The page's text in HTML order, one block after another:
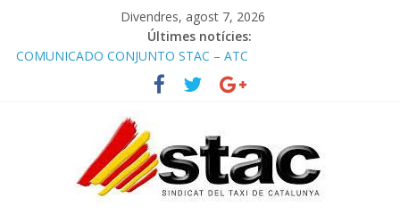
Divendres, agost 7, 2026
Últimes notícies:
COMUNICADO CONJUNTO STAC – ATC
Comunicado STAC/ ATC de la reunión con los Mossos d
‘Esquadra del aeropuerto de Barcelona.
Programa de Radio TAXI LIBRE 29.07.2026 en COOLTURA FM.
STAC/ATC SOLICITAN TAULA TÈCNICA PARA MEJORAR LA
OPERATIVA DE ENTRADA EN EL PUERTO DE BARCELONA.
Programa de Radio TAXI LIBRE 22.07.2026 en COOLTURA FM.